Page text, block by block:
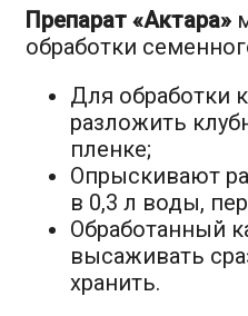
Препарат «Актара»
обработки
Для обработки
разложить
пленке;
Опрыскивают
в 0,3 л воды,
Обработанный
высаживать
хранить.